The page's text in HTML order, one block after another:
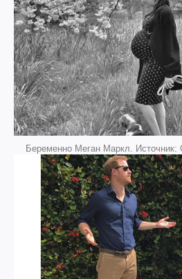
Беременно Меган Маркл. Источник: